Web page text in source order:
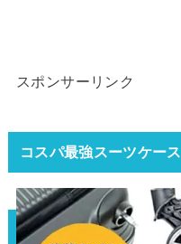
スポンサーリンク
コスパ最強スーツケース